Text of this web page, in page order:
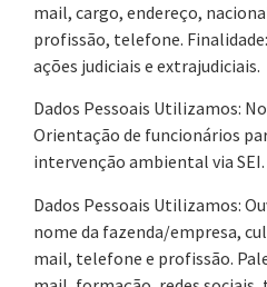
mail, cargo, endereço,
profissão, telefone.
ações judiciais e extrajudiciais.
Dados Pessoais Utilizamos:
Orientação de funcionários
intervenção ambiental via SEI.
Dados Pessoais Utilizamos:
nome da fazenda/empresa,
mail, telefone e profissão.